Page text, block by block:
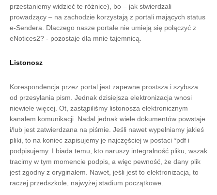
przestaniemy widzieć te różnice), bo – jak stwierdzali
prowadzący – na zachodzie korzystają z portali mających status
e-Sendera. Dlaczego nasze portale nie umieją się połączyć z
eNotices2? - pozostaje dla mnie tajemnicą.
Listonosz
Korespondencja przez portal jest zapewne prostsza i szybsza
od przesyłania pism. Jednak dzisiejsza elektronizacja wnosi
niewiele więcej. Ot, zastąpiliśmy listonosza elektronicznym
kanałem komunikacji. Nadal jednak wiele dokumentów powstaje
i/lub jest zatwierdzana na piśmie. Jeśli nawet wypełniamy jakieś
pliki, to na koniec zapisujemy je najczęściej w postaci *pdf i
podpisujemy. I biada temu, kto naruszy integralność pliku, wszak
tracimy w tym momencie podpis, a więc pewność, że dany plik
jest zgodny z oryginałem. Nawet, jeśli jest to elektronizacja, to
raczej przedszkole, najwyżej stadium początkowe.